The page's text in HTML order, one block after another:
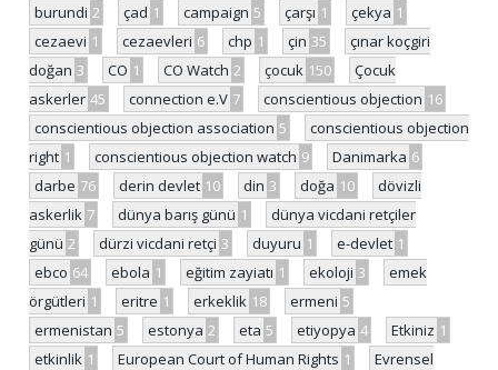
burundi 2 çad 1 campaign 5 çarşı 1 çekya 1
cezaevi 1 cezaevleri 6 chp 1 çin 35
çınar koçgiri
doğan 3 CO 1 CO Watch 2 çocuk 150
Çocuk
askerler 45 connection e.V 7 conscientious objection 16
conscientious objection association 5
conscientious objection
right 1 conscientious objection watch 9 Danimarka 6
darbe 76 derin devlet 10 din 3 doğa 10
dövizli
askerlik 7 dünya barış günü 1
dünya vicdani retçiler
günü 2 dürzi vicdani retçi 3 duyuru 1 e-devlet 1
ebco 64 ebola 1 eğitim zayiatı 1 ekoloji 3
emek
örgütleri 1 eritre 1 erkeklik 18 ermeni 5
ermenistan 5 estonya 2 eta 5 etiyopya 4 Etkiniz 1
etkinlik 1 European Court of Human Rights 1
Evrensel